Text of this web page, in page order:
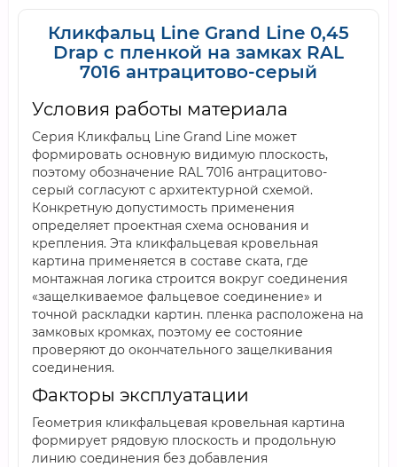
Кликфальц Line Grand Line 0,45
Drap с пленкой на замках RAL
7016 антрацитово-серый
Условия работы материала
Серия Кликфальц Line Grand Line может
формировать основную видимую плоскость,
поэтому обозначение RAL 7016 антрацитово-
серый согласуют с архитектурной схемой.
Конкретную допустимость применения
определяет проектная схема основания и
крепления. Эта кликфальцевая кровельная
картина применяется в составе ската, где
монтажная логика строится вокруг соединения
«защелкиваемое фальцевое соединение» и
точной раскладки картин. пленка расположена на
замковых кромках, поэтому ее состояние
проверяют до окончательного защелкивания
соединения.
Факторы эксплуатации
Геометрия кликфальцевая кровельная картина
формирует рядовую плоскость и продольную
линию соединения без добавления